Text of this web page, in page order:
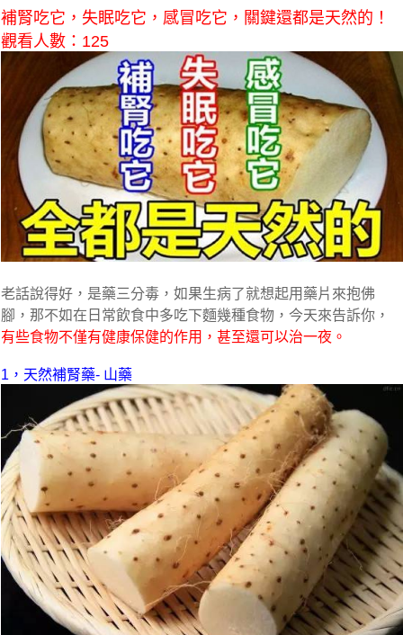
補腎吃它，失眠吃它，感冒吃它，關鍵還都是天然的！
觀看人數：125
老話說得好，是藥三分毒，如果生病了就想起用藥片來抱佛
腳，那不如在日常飲食中多吃下麵幾種食物，今天來告訴你，
有些食物不僅有健康保健的作用，甚至還可以治一夜。
1，天然補腎藥- 山藥